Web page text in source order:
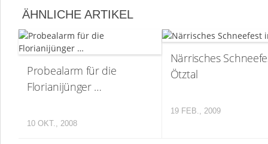
ÄHNLICHE ARTIKEL
Probealarm für die
Florianijünger …
10 OKT., 2008
Närrisches
Ötztal
19 FEB., 2009